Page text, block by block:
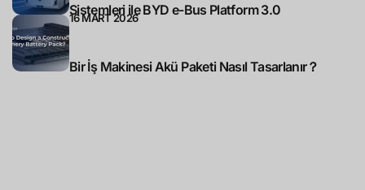
Sistemleri ile BYD e-Bus Platform 3.0
16 MART 2026
Bir İş Makinesi Akü Paketi Nasıl Tasarlanır？